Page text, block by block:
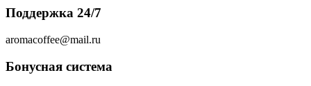
Поддержка 24/7
aromacoffee@mail.ru
Бонусная система